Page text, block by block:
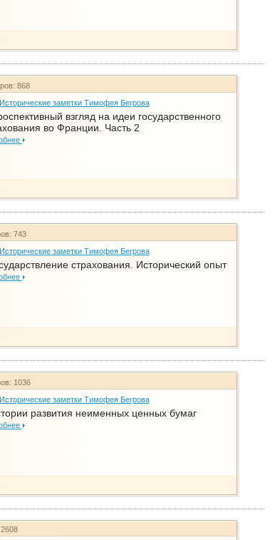
868
Исторические заметки Тимофея Бегрова
взгляд на идеи государственного
во Франции. Часть 2
743
Исторические заметки Тимофея Бегрова
страхования. Исторический опыт
1036
Исторические заметки Тимофея Бегрова
развития неименных ценных бумаг